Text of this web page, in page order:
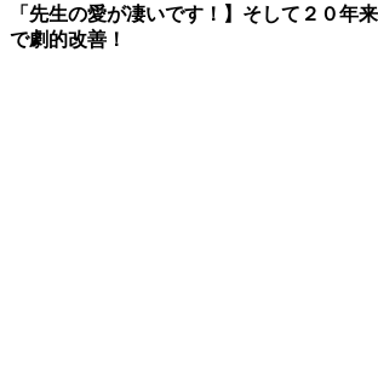
「先生の愛が凄いです！】そして２０年
で劇的改善！